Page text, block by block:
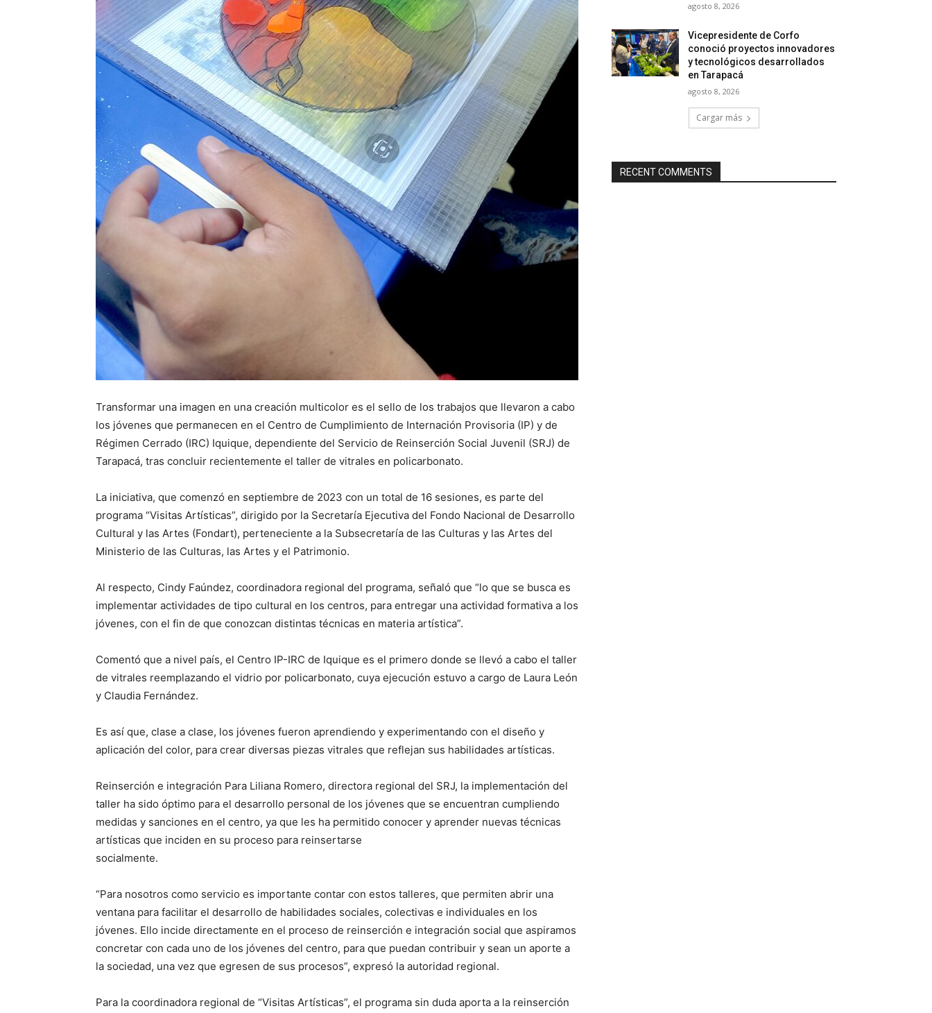
Transformar una imagen en una creación multicolor es el sello de los trabajos que llevaron a cabo
los jóvenes que permanecen en el Centro de Cumplimiento de Internación Provisoria (IP) y de
Régimen Cerrado (IRC) Iquique, dependiente del Servicio de Reinserción Social Juvenil (SRJ) de
Tarapacá, tras concluir recientemente el taller de vitrales en policarbonato.
La iniciativa, que comenzó en septiembre de 2023 con un total de 16 sesiones, es parte del
programa “Visitas Artísticas”, dirigido por la Secretaría Ejecutiva del Fondo Nacional de Desarrollo
Cultural y las Artes (Fondart), perteneciente a la Subsecretaría de las Culturas y las Artes del
Ministerio de las Culturas, las Artes y el Patrimonio.
Al respecto, Cindy Faúndez, coordinadora regional del programa, señaló que “lo que se busca es
implementar actividades de tipo cultural en los centros, para entregar una actividad formativa a los
jóvenes, con el fin de que conozcan distintas técnicas en materia artística”.
Comentó que a nivel país, el Centro IP-IRC de Iquique es el primero donde se llevó a cabo el taller
de vitrales reemplazando el vidrio por policarbonato, cuya ejecución estuvo a cargo de Laura León
y Claudia Fernández.
Es así que, clase a clase, los jóvenes fueron aprendiendo y experimentando con el diseño y
aplicación del color, para crear diversas piezas vitrales que reflejan sus habilidades artísticas.
Reinserción e integración Para Liliana Romero, directora regional del SRJ, la implementación del
taller ha sido óptimo para el desarrollo personal de los jóvenes que se encuentran cumpliendo
medidas y sanciones en el centro, ya que les ha permitido conocer y aprender nuevas técnicas
artísticas que inciden en su proceso para reinsertarse
socialmente.
“Para nosotros como servicio es importante contar con estos talleres, que permiten abrir una
ventana para facilitar el desarrollo de habilidades sociales, colectivas e individuales en los
jóvenes. Ello incide directamente en el proceso de reinserción e integración social que aspiramos
concretar con cada uno de los jóvenes del centro, para que puedan contribuir y sean un aporte a
la sociedad, una vez que egresen de sus procesos”, expresó la autoridad regional.
Para la coordinadora regional de “Visitas Artísticas”, el programa sin duda aporta a la reinserción
agosto 8, 2026
Vicepresidente de Corfo
conoció proyectos innovadores
y tecnológicos desarrollados
en Tarapacá
agosto 8, 2026
Cargar más
RECENT COMMENTS